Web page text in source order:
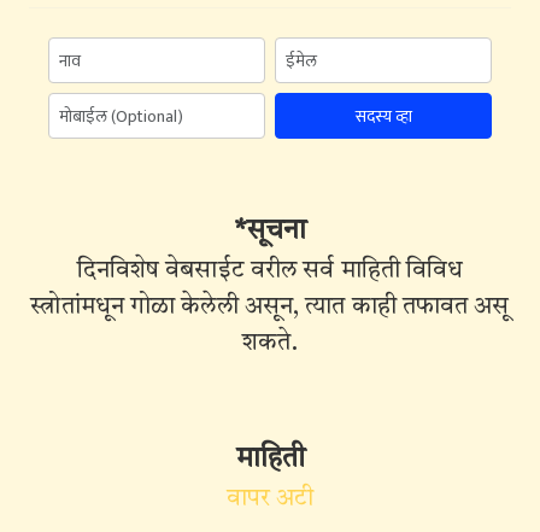
सदस्य व्हा
*सूचना
दिनविशेष वेबसाईट वरील सर्व माहिती विविध
स्त्रोतांमधून गोळा केलेली असून, त्यात काही तफावत असू
शकते.
माहिती
वापर अटी